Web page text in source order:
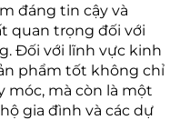
đáng tin cậy và
quan trọng đối với
Đối với lĩnh vực kinh
phẩm tốt không chỉ
mà còn là một
gia đình và các dự